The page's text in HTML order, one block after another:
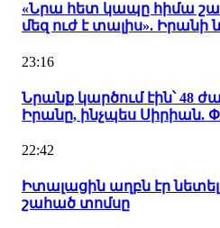
«Նրա հետ կապը հիմա
մեզ ուժ է տալիս».
23:16
Նրանք կարծում էին՝ 48
Իրանը, ինչպես Սիրիան.
22:42
Իտալացին աղբն էր նետել
շահած տոմսը